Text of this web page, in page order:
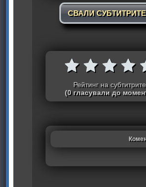
СВАЛИ
Рейтинг на субтитрите
(0 гласували до